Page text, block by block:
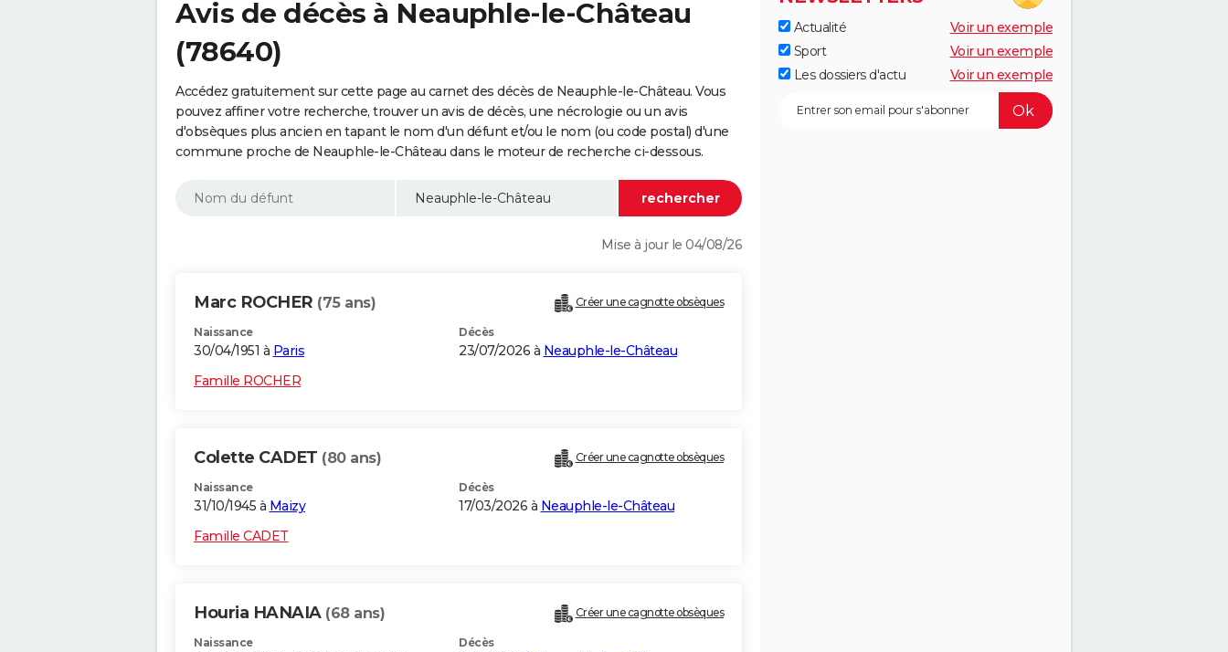
Avis de décès à Neauphle-le-Château
(78640)
Accédez gratuitement sur cette page au carnet des décès de Neauphle-le-Château. Vous
pouvez affiner votre recherche, trouver un avis de décès, une nécrologie ou un avis
d'obsèques plus ancien en tapant le nom d'un défunt et/ou le nom (ou code postal) d'une
commune proche de Neauphle-le-Château dans le moteur de recherche ci-dessous.
Mise à jour le 04/08/26
Marc ROCHER (75 ans) Créer une cagnotte obsèques
Naissance
30/04/1951 à Paris
Décès
23/07/2026 à Neauphle-le-Château
Famille ROCHER
Colette CADET (80 ans) Créer une cagnotte obsèques
Naissance
31/10/1945 à Maizy
Décès
17/03/2026 à Neauphle-le-Château
Famille CADET
Houria HANAIA (68 ans) Créer une cagnotte obsèques
Naissance Décès
Actualité
Voir un exemple
Sport
Voir un exemple
Les dossiers d'actu
Voir un exemple